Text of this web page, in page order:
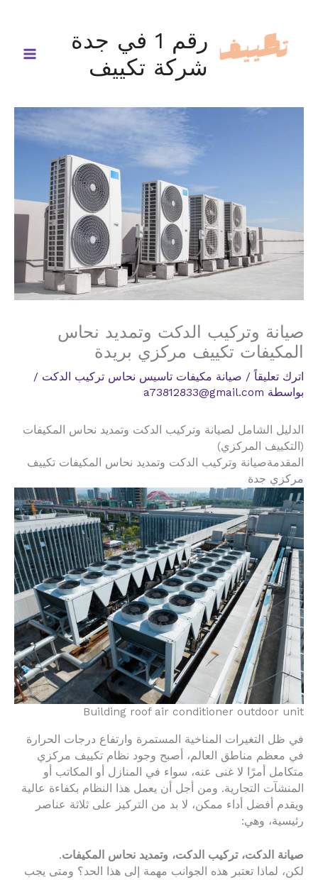
المحتوى
رقم 1 في جدة
شركة تكييف
صيانة وتركيب الدكت وتمديد نحاس
المكيفات تكييف مركزي بريدة
اترك تعليقاً / صيانة مكيفات تاسيس نحاس تركيب الدكت /
بواسطة a73812833@gmail.com
الدليل الشامل لصيانة وتركيب الدكت وتمديد نحاس المكيفات
(التكييف المركزي)
المقدمةصيانة وتركيب الدكت وتمديد نحاس المكيفات تكييف
مركزي جدة
Building roof air conditioner outdoor unit
في ظل التغيرات المناخية المستمرة وارتفاع درجات الحرارة
في معظم مناطق العالم، أصبح وجود نظام تكييف مركزي
متكامل أمرًا لا غنى عنه، سواء في المنازل أو المكاتب أو
المنشآت التجارية. ومن أجل أن يعمل هذا النظام بكفاءة عالية
ويقدم أفضل أداء ممكن، لا بد من التركيز على ثلاثة عناصر
رئيسية، وهي:
صيانة الدكت، تركيب الدكت، وتمديد نحاس المكيفات.
لكن، لماذا تعتبر هذه الجوانب مهمة إلى هذا الحد؟ ومتى يجب